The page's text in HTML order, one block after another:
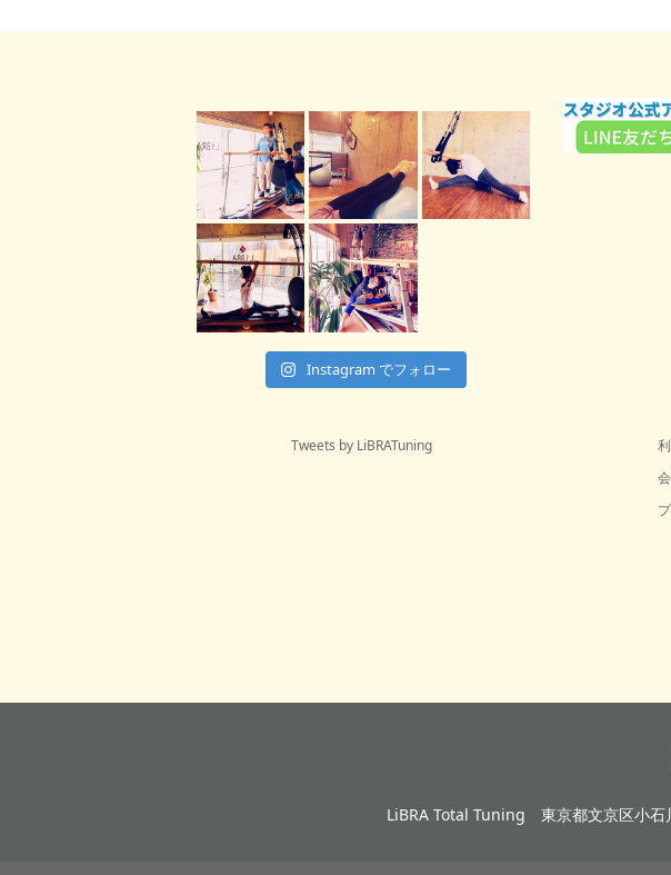
Instagram でフォロー
Tweets by LiBRATuning
LiBRA Total Tuning 東京都文京区小